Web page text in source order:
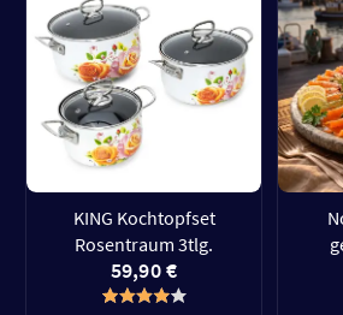
KING Kochtopfset
Rosentraum 3tlg.
59,90 €